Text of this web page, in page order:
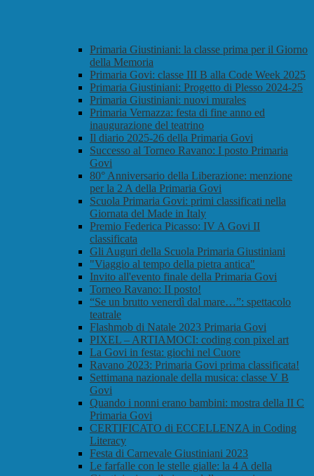
Primaria Giustiniani: la classe prima per il Giorno
della Memoria
Primaria Govi: classe III B alla Code Week 2025
Primaria Giustiniani: Progetto di Plesso 2024-25
Primaria Giustiniani: nuovi murales
Primaria Vernazza: festa di fine anno ed
inaugurazione del teatrino
Il diario 2025-26 della Primaria Govi
Successo al Torneo Ravano: I posto Primaria
Govi
80° Anniversario della Liberazione: menzione
per la 2 A della Primaria Govi
Scuola Primaria Govi: primi classificati nella
Giornata del Made in Italy
Premio Federica Picasso: IV A Govi II
classificata
Gli Auguri della Scuola Primaria Giustiniani
"Viaggio al tempo della pietra antica"
Invito all'evento finale della Primaria Govi
Torneo Ravano: II posto!
“Se un brutto venerdì dal mare…”: spettacolo
teatrale
Flashmob di Natale 2023 Primaria Govi
PIXEL – ARTIAMOCI: coding con pixel art
La Govi in festa: giochi nel Cuore
Ravano 2023: Primaria Govi prima classificata!
Settimana nazionale della musica: classe V B
Govi
Quando i nonni erano bambini: mostra della II C
Primaria Govi
CERTIFICATO di ECCELLENZA in Coding
Literacy
Festa di Carnevale Giustiniani 2023
Le farfalle con le stelle gialle: la 4 A della